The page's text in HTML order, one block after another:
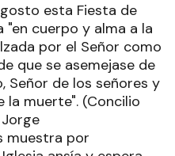
esta Fiesta de
"en cuerpo y alma a la
por el Señor como
que se asemejase de
Señor de los señores y
la muerte". (Concilio
muestra por